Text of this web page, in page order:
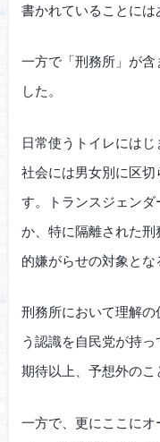
書かれていることには
一方で「刑務所」が
した。
日常使うトイレにはじ
社会には男女別に区
す。トランスジェン
か、特に隔離された
的嫌がらせの対象とな
刑務所において理解
う認識を自民党が持
期待以上、予想外のこ
一方で、更にここに